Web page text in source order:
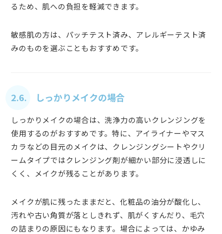
るため、肌への負担を軽減できます。
敏感肌の方は、パッチテスト済み、アレルギーテスト済
みのものを選ぶこともおすすめです。
2.6. しっかりメイクの場合
しっかりメイクの場合は、洗浄力の高いクレンジングを
使用するのがおすすめです。特に、アイライナーやマス
カラなどの目元のメイクは、クレンジングシートやクリ
ームタイプではクレンジング剤が細かい部分に浸透しに
くく、メイクが残ることがあります。
メイクが肌に残ったままだと、化粧品の油分が酸化し、
汚れや古い角質が落としきれず、肌がくすんだり、毛穴
の詰まりの原因にもなります。場合によっては、かゆみ